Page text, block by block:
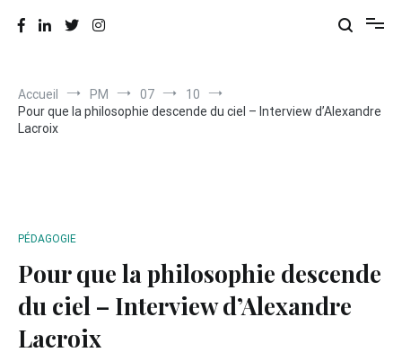
Accueil PM 07
10
Pour que la philosophie descende du ciel – Interview d’Alexandre
Lacroix
PÉDAGOGIE
Pour que la philosophie descende
du ciel – Interview d’Alexandre
Lacroix